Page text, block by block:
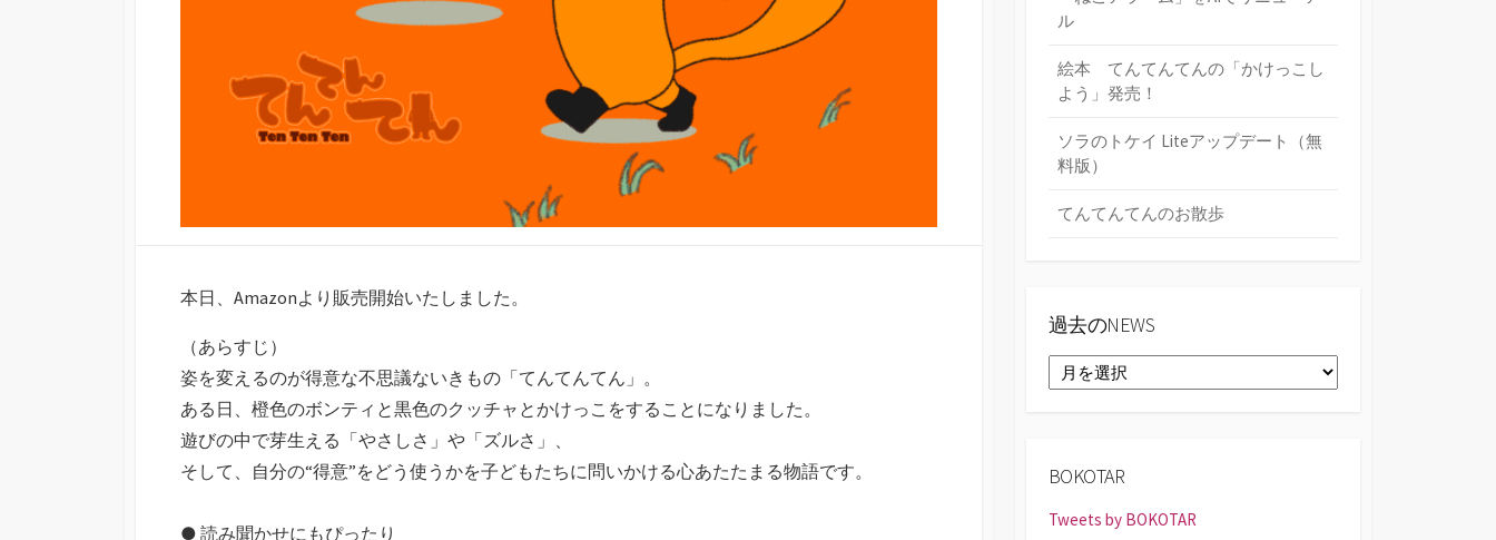
本日、Amazonより販売開始いたしました。
（あらすじ）
姿を変えるのが得意な不思議ないきもの「てんてんてん」。
ある日、橙色のボンティと黒色のクッチャとかけっこをすることになりました。
遊びの中で芽生える「やさしさ」や「ズルさ」、
そして、自分の“得意”をどう使うかを子どもたちに問いかける心あたたまる物語です。
● 読み聞かせにもぴったり
ル
絵本 てんてんてんの「かけっこし
よう」発売！
ソラのトケイ Liteアップデート（無
料版）
てんてんてんのお散歩
過去のNEWS
去
BOKOTAR
Tweets by BOKOTAR